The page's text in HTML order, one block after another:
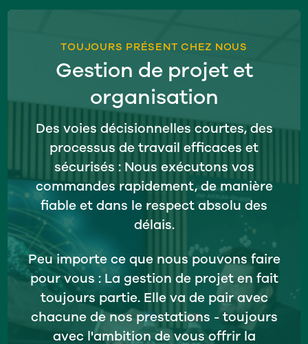
TOUJOURS PRÉSENT CHEZ NOUS
Gestion de projet et
organisation
Des voies décisionnelles courtes, des
processus de travail efficaces et
sécurisés : Nous exécutons vos
commandes rapidement, de manière
fiable et dans le respect absolu des
délais.
Peu importe ce que nous pouvons faire
pour vous : La gestion de projet en fait
toujours partie. Elle va de pair avec
chacune de nos prestations - toujours
avec l'ambition de vous offrir la